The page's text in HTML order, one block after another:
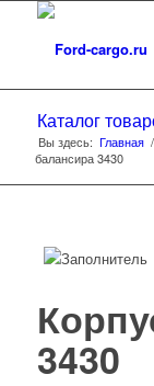
Каталог
Вы здесь: Главная /
балансира 3430
3430